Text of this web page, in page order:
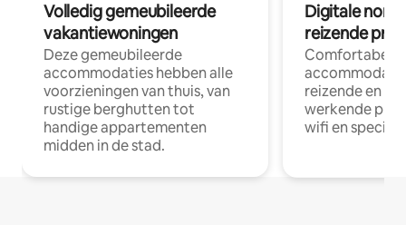
Volledig gemeubileerde
vakantiewoningen
Deze gemeubileerde
accommodaties hebben alle
voorzieningen van thuis, van
rustige berghutten tot
handige appartementen
midden in de stad.
Digitale
reizende
Comfortabele
reizende en
werkende
wifi en